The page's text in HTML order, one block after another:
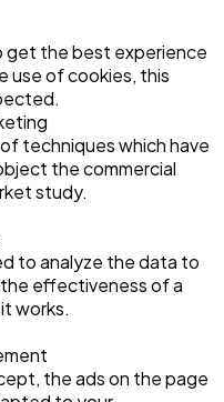
get the best experience
use of cookies, this
techniques which have
the commercial
study.
to analyze the data to
effectiveness of a
works.
the ads on the page